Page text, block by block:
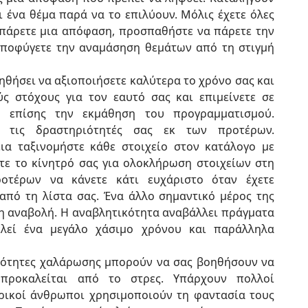
ένα θέμα παρά να το επιλύουν. Μόλις έχετε όλες
μια απόφαση, προσπαθήστε να πάρετε την
την αναμάσηση θεμάτων από τη στιγμή
να αξιοποιήσετε καλύτερα το χρόνο σας και
στόχους για τον εαυτό σας και επιμείνετε σε
την εκμάθηση του προγραμματισμού.
τις δραστηριότητές σας εκ των προτέρων.
ταξινομήστε κάθε στοιχείο στον κατάλογο με
το κίνητρό σας για ολοκλήρωση στοιχείων στη
να κάνετε κάτι ευχάριστο όταν έχετε
τη λίστα σας. Ένα άλλο σημαντικό μέρος της
αναβολή. Η αναβλητικότητα αναβάλλει πράγματα
ένα μεγάλο χάσιμο χρόνου και παράλληλα
χαλάρωσης μπορούν να σας βοηθήσουν να
από το στρες. Υπάρχουν πολλοί
άνθρωποι χρησιμοποιούν τη φαντασία τους